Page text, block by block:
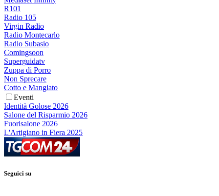
R101
Radio 105
Virgin Radio
Radio Montecarlo
Radio Subasio
Comingsoon
Superguidatv
Zuppa di Porro
Non Sprecare
Cotto e Mangiato
Eventi
Identità Golose 2026
Salone del Risparmio 2026
Fuorisalone 2026
L'Artigiano in Fiera 2025
Seguici su